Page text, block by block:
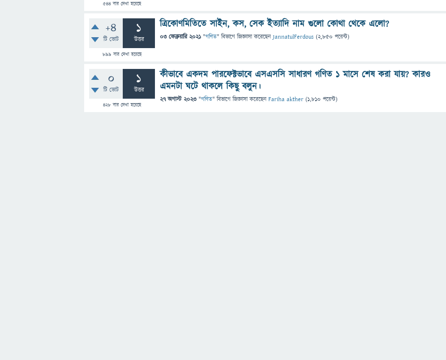
544 বার দেখা হয়েছে
+4
টি ভোট
1
উত্তর
899 বার দেখা হয়েছে
ত্রিকোণমিতিতে সাইন, কস, সেক ইত্যাদি নাম গুলো কোথা থেকে এলো?
03 ফেব্রুয়ারি 2021 "গণিত" বিভাগে জিজ্ঞাসাকরেছেনJannatulFerdous (2,850 পয়েন্ট)
0
টি ভোট
1
উত্তর
428 বার দেখা হয়েছে
কীভাবে একদম পারফেক্টভাবে এসএসসি সাধারণ গণিত ১ মাসে শেষ করা যায়? কারও
এমনটা ঘটে থাকলে কিছু বলুন।
27 অগাস্ট 2023 "গণিত" বিভাগে জিজ্ঞাসাকরেছেনFariha akther (1,810 পয়েন্ট)